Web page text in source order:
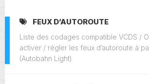
FEUX D’AUTOROUTE
Liste des codages compatible VCDS /
activer / régler les feux d’autoroute à
(Autobahn Light)